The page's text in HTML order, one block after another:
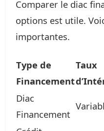
Comparer le diac
options est utile.
importantes.
Type de
Financement
Taux
Diac
Financement